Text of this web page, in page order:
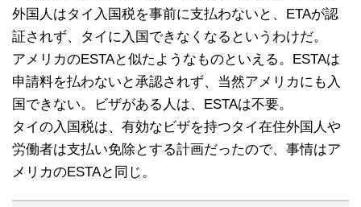
外国人はタイ入国税を事前に支払わないと、ETAが認
証されず、タイに入国できなくなるというわけだ。
アメリカのESTAと似たようなものといえる。ESTAは
申請料を払わないと承認されず、当然アメリカにも入
国できない。ビザがある人は、ESTAは不要。
タイの入国税は、有効なビザを持つタイ在住外国人や
労働者は支払い免除とする計画だったので、事情はア
メリカのESTAと同じ。